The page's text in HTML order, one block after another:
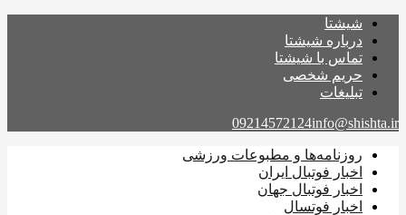
شیشتا
درباره شیشتا
تماس با شیشتا
حریم شخصی
تبلیغات
09214572124info@shishta.ir
روزنامه‌ها و مطبوعات ورزشی
اخبار فوتبال ایران
اخبار فوتبال جهان
اخبار فوتسال